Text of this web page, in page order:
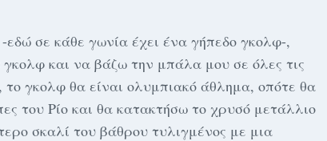
σε κάθε γωνία έχει ένα γήπεδο γκολφ-,
και να βάζω την μπάλα μου σε όλες τις
το γκολφ θα είναι ολυμπιακό άθλημα, οπότε θα
του Ρίο και θα κατακτήσω το χρυσό μετάλλιο
σκαλί του βάθρου τυλιγμένος με μια